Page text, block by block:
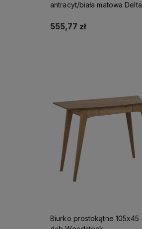
antracyt/biała matowa Delta
555,77 zł
Biurko prostokątne 105x45